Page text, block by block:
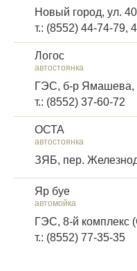
Новый город, ул.
т.: (8552) 44-74-79,
Логос
автостоянка
ГЭС, б-р Ямашева,
т.: (8552) 37-60-72
ОСТА
автостоянка
ЗЯБ, пер.
Яр буе
автомойка
ГЭС, 8-й комплекс
т.: (8552) 77-35-35